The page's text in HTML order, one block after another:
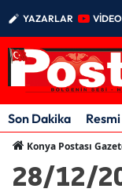
YAZARLAR
Son Dakika
Konya Postası
28/12/